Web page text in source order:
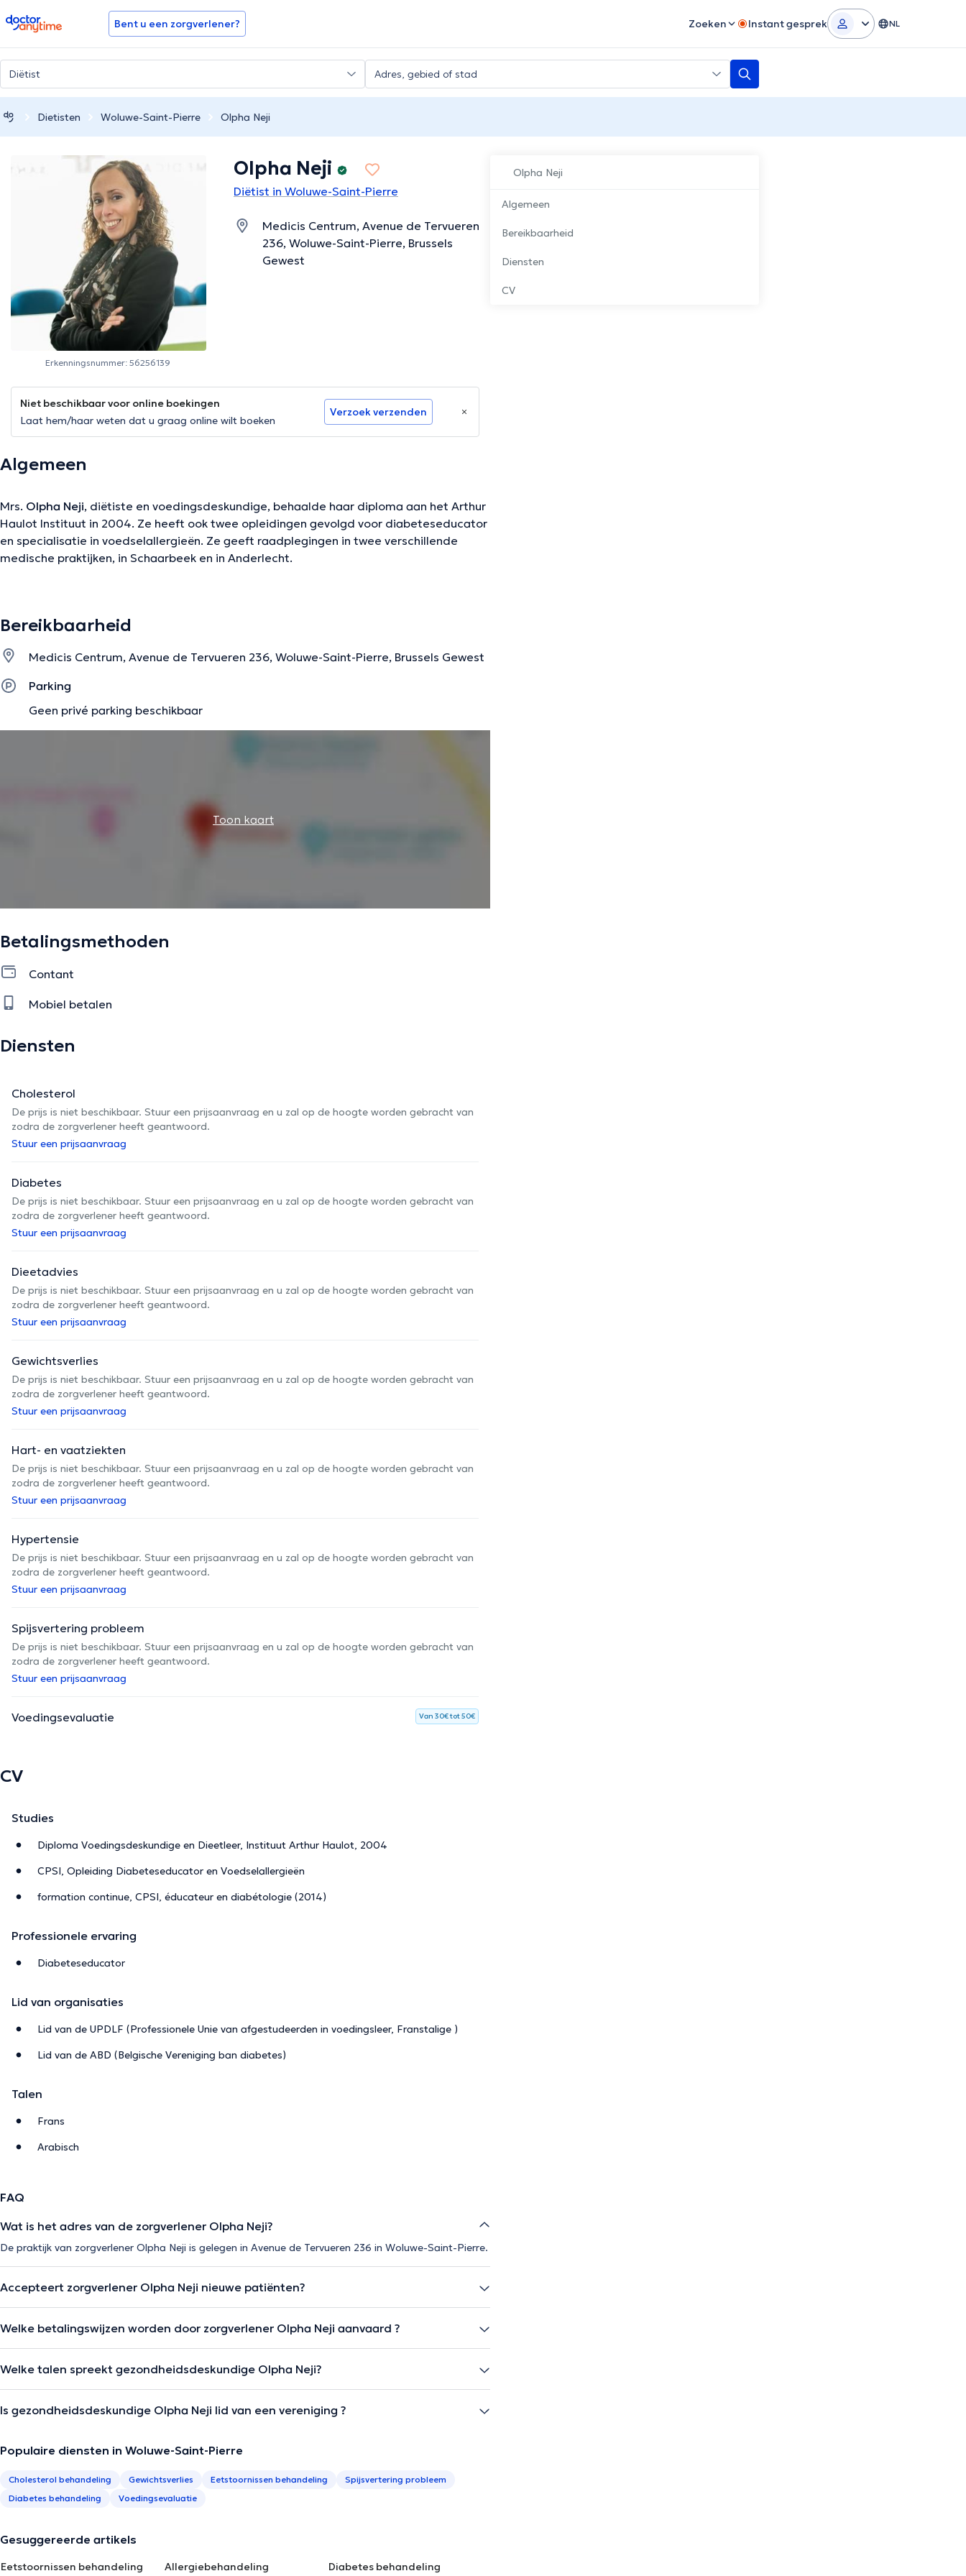
doctoranytime Bent u een zorgverlener? Zoeken Instant gesprek NL
Dietisten Woluwe-Saint-Pierre Olpha Neji
Olpha Neji
Algemeen
Bereikbaarheid
Diensten
CV
Erkenningsnummer: 56256139
Olpha Neji
Diëtist in Woluwe-Saint-Pierre
Medicis Centrum, Avenue de Tervueren
236, Woluwe-Saint-Pierre, Brussels
Gewest
Niet beschikbaar voor online boekingen
Laat hem/haar weten dat u graag online wilt boeken
Verzoek verzenden
Algemeen
Mrs. Olpha Neji, diëtiste en voedingsdeskundige, behaalde haar diploma aan het Arthur
Haulot Instituut in 2004. Ze heeft ook twee opleidingen gevolgd voor diabeteseducator
en specialisatie in voedselallergieën. Ze geeft raadplegingen in twee verschillende
medische praktijken, in Schaarbeek en in Anderlecht.
De beschrijving werd aangepast door het Doctoranytime team, gebaseerd op geverifieerde informatie.
Bereikbaarheid
Medicis Centrum, Avenue de Tervueren 236, Woluwe-Saint-Pierre, Brussels Gewest
Parking
Geen privé parking beschikbaar
Toon kaart
Betalingsmethoden
Contant
Mobiel betalen
Diensten
Cholesterol
De prijs is niet beschikbaar. Stuur een prijsaanvraag en u zal op de hoogte worden gebracht van
zodra de zorgverlener heeft geantwoord.
Stuur een prijsaanvraag
Diabetes
De prijs is niet beschikbaar. Stuur een prijsaanvraag en u zal op de hoogte worden gebracht van
zodra de zorgverlener heeft geantwoord.
Stuur een prijsaanvraag
Dieetadvies
De prijs is niet beschikbaar. Stuur een prijsaanvraag en u zal op de hoogte worden gebracht van
zodra de zorgverlener heeft geantwoord.
Stuur een prijsaanvraag
Gewichtsverlies
De prijs is niet beschikbaar. Stuur een prijsaanvraag en u zal op de hoogte worden gebracht van
zodra de zorgverlener heeft geantwoord.
Stuur een prijsaanvraag
Hart- en vaatziekten
De prijs is niet beschikbaar. Stuur een prijsaanvraag en u zal op de hoogte worden gebracht van
zodra de zorgverlener heeft geantwoord.
Stuur een prijsaanvraag
Hypertensie
De prijs is niet beschikbaar. Stuur een prijsaanvraag en u zal op de hoogte worden gebracht van
zodra de zorgverlener heeft geantwoord.
Stuur een prijsaanvraag
Spijsvertering probleem
De prijs is niet beschikbaar. Stuur een prijsaanvraag en u zal op de hoogte worden gebracht van
zodra de zorgverlener heeft geantwoord.
Stuur een prijsaanvraag
Voedingsevaluatie Van 30€ tot 50€
CV
Studies
Diploma Voedingsdeskundige en Dieetleer, Instituut Arthur Haulot, 2004
CPSI, Opleiding Diabeteseducator en Voedselallergieën
formation continue, CPSI, éducateur en diabétologie (2014)
Professionele ervaring
Diabeteseducator
Lid van organisaties
Lid van de UPDLF (Professionele Unie van afgestudeerden in voedingsleer, Franstalige )
Lid van de ABD (Belgische Vereniging ban diabetes)
Talen
Frans
Arabisch
FAQ
Wat is het adres van de zorgverlener Olpha Neji?
De praktijk van zorgverlener Olpha Neji is gelegen in Avenue de Tervueren 236 in Woluwe-Saint-Pierre.
Accepteert zorgverlener Olpha Neji nieuwe patiënten?
Welke betalingswijzen worden door zorgverlener Olpha Neji aanvaard ?
Welke talen spreekt gezondheidsdeskundige Olpha Neji?
Is gezondheidsdeskundige Olpha Neji lid van een vereniging ?
Populaire diensten in Woluwe-Saint-Pierre
Cholesterol behandeling Gewichtsverlies Eetstoornissen behandeling
Spijsvertering probleem
Diabetes behandeling
Voedingsevaluatie
Gesuggereerde artikels
Eetstoornissen behandeling Allergiebehandeling Diabetes behandeling